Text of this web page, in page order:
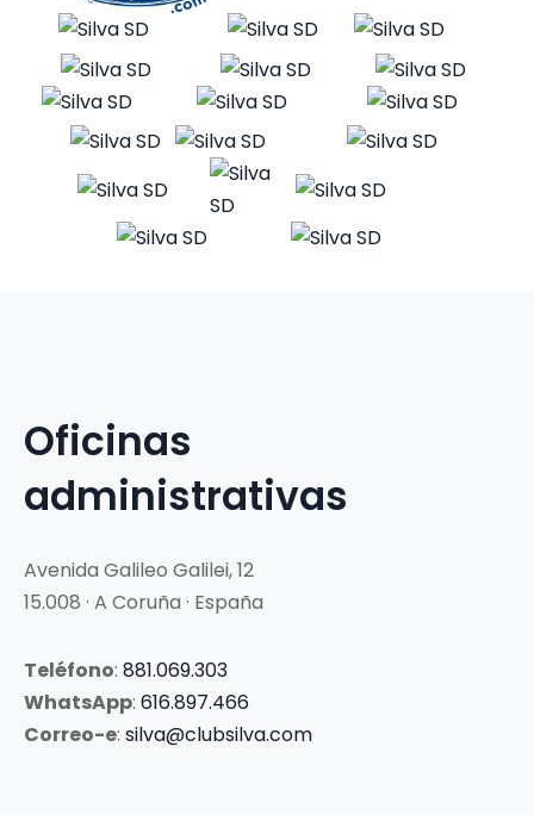
Oficinas
administrativas
Avenida Galileo Galilei, 12
15.008 · A Coruña · España
Teléfono: 881.069.303
WhatsApp: 616.897.466
Correo-e: silva@clubsilva.com